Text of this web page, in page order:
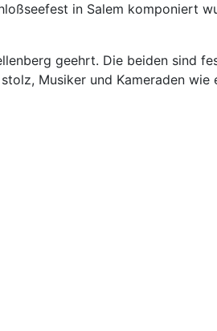
in Salem komponiert
geehrt. Die beiden sind
Musiker und Kameraden